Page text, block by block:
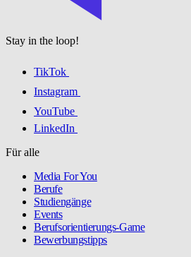
Stay in the loop!
TikTok
Instagram
YouTube
LinkedIn
Für alle
Media For You
Berufe
Studiengänge
Events
Berufsorientierungs-Game
Bewerbungstipps